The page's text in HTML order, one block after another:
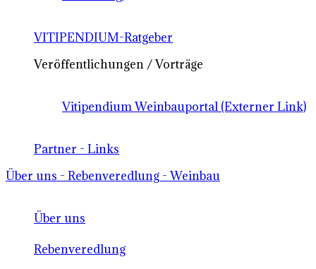
VITIPENDIUM-Ratgeber
Veröffentlichungen / Vorträge
Vitipendium Weinbauportal (Externer Link)
Partner - Links
Über uns - Rebenveredlung - Weinbau
Über uns
Rebenveredlung